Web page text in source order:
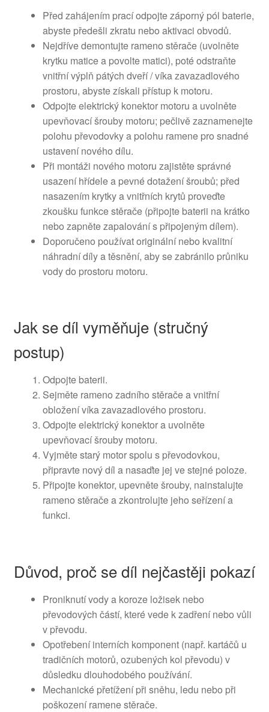
Před zahájením prací odpojte záporný pól baterie,
abyste předešli zkratu nebo aktivaci obvodů.
Nejdříve demontujte rameno stěrače (uvolněte
krytku matice a povolte matici), poté odstraňte
vnitřní výplň pátých dveří / víka zavazadlového
prostoru, abyste získali přístup k motoru.
Odpojte elektrický konektor motoru a uvolněte
upevňovací šrouby motoru; pečlivě zaznamenejte
polohu převodovky a polohu ramene pro snadné
ustavení nového dílu.
Při montáži nového motoru zajistěte správné
usazení hřídele a pevné dotažení šroubů; před
nasazením krytky a vnitřních krytů proveďte
zkoušku funkce stěrače (připojte baterii na krátko
nebo zapněte zapalování s připojeným dílem).
Doporučeno používat originální nebo kvalitní
náhradní díly a těsnění, aby se zabránilo průniku
vody do prostoru motoru.
Jak se díl vyměňuje (stručný
postup)
Odpojte baterii.
Sejměte rameno zadního stěrače a vnitřní
obložení víka zavazadlového prostoru.
Odpojte elektrický konektor a uvolněte
upevňovací šrouby motoru.
Vyjměte starý motor spolu s převodovkou,
připravte nový díl a nasaďte jej ve stejné poloze.
Připojte konektor, upevněte šrouby, nainstalujte
rameno stěrače a zkontrolujte jeho seřízení a
funkci.
Důvod, proč se díl nejčastěji pokazí
Proniknutí vody a koroze ložisek nebo
převodových částí, které vede k zadření nebo vůli
v převodu.
Opotřebení interních komponent (např. kartáčů u
tradičních motorů, ozubených kol převodu) v
důsledku dlouhodobého používání.
Mechanické přetížení při sněhu, ledu nebo při
poškození ramene stěrače.